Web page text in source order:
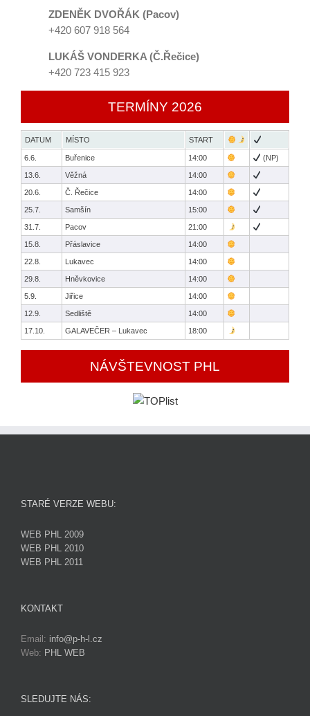
ZDENĚK DVOŘÁK (Pacov)
+420 ‭607 918 564‬
LUKÁŠ VONDERKA (Č.Řečice)
+420 ‭723 415 923
TERMÍNY 2026
DATUM MÍSTO START
6.6. Buřenice 14:00 (NP)
13.6. Věžná 14:00
20.6. Č. Řečice 14:00
25.7. Samšín 15:00
31.7. Pacov 21:00
15.8. Přáslavice 14:00
22.8. Lukavec 14:00
29.8. Hněvkovice 14:00
5.9. Jiřice 14:00
12.9. Sedliště 14:00
17.10. GALAVEČER – Lukavec 18:00
NÁVŠTEVNOST PHL
STARÉ VERZE WEBU:
WEB PHL 2009
WEB PHL 2010
WEB PHL 2011
KONTAKT
Email: info@p-h-l.cz
Web: PHL WEB
SLEDUJTE NÁS: